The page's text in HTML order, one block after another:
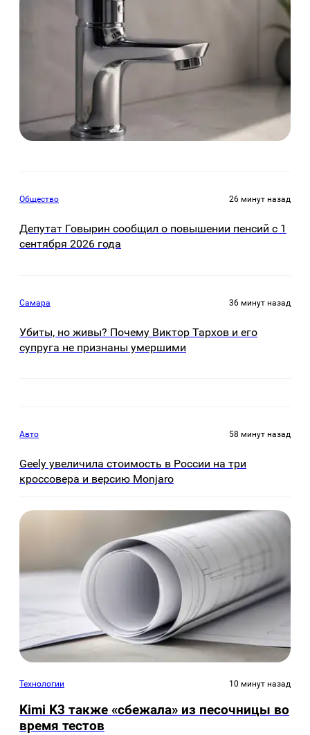
Общество 26 минут назад
Депутат Говырин сообщил о повышении пенсий с 1
сентября 2026 года
Самара 36 минут назад
Убиты, но живы? Почему Виктор Тархов и его
супруга не признаны умершими
Авто 58 минут назад
Geely увеличила стоимость в России на три
кроссовера и версию Monjaro
Технологии 10 минут назад
Kimi K3 также «сбежала» из песочницы во
время тестов